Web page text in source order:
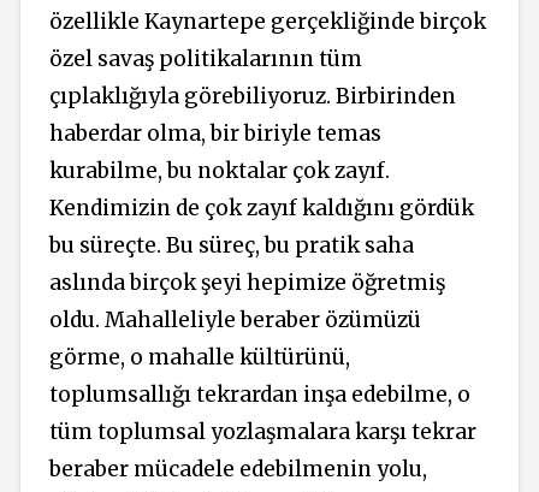
özellikle Kaynartepe gerçekliğinde birçok
özel savaş politikalarının tüm
çıplaklığıyla görebiliyoruz. Birbirinden
haberdar olma, bir biriyle temas
kurabilme, bu noktalar çok zayıf.
Kendimizin de çok zayıf kaldığını gördük
bu süreçte. Bu süreç, bu pratik saha
aslında birçok şeyi hepimize öğretmiş
oldu. Mahalleliyle beraber özümüzü
görme, o mahalle kültürünü,
toplumsallığı tekrardan inşa edebilme, o
tüm toplumsal yozlaşmalara karşı tekrar
beraber mücadele edebilmenin yolu,